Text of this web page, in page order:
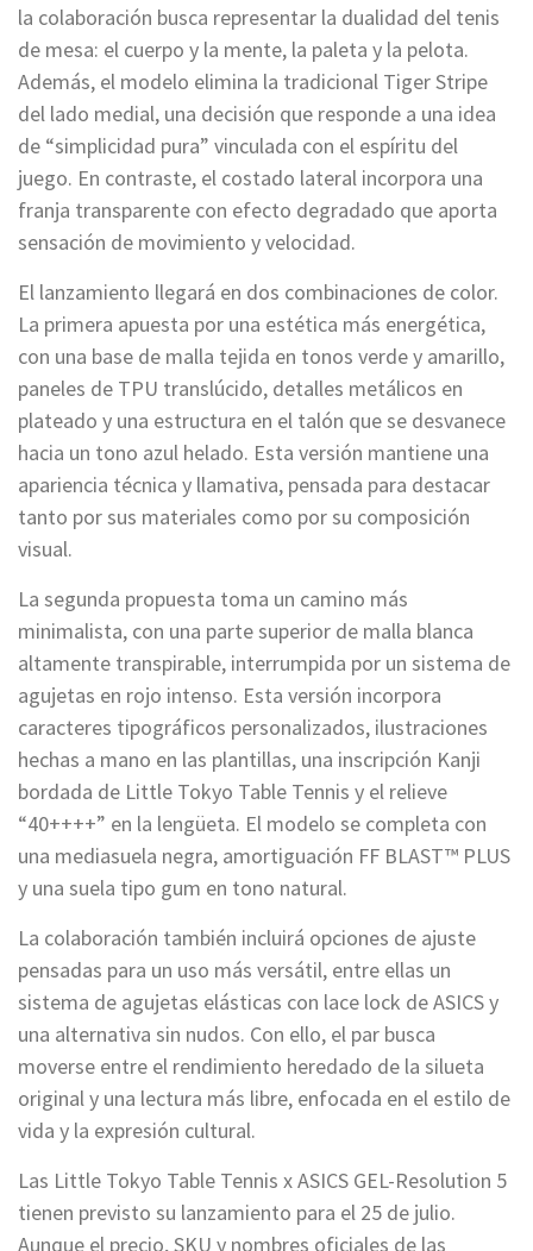
la colaboración busca representar la dualidad del tenis
de mesa: el cuerpo y la mente, la paleta y la pelota.
Además, el modelo elimina la tradicional Tiger Stripe
del lado medial, una decisión que responde a una idea
de “simplicidad pura” vinculada con el espíritu del
juego. En contraste, el costado lateral incorpora una
franja transparente con efecto degradado que aporta
sensación de movimiento y velocidad.
El lanzamiento llegará en dos combinaciones de color.
La primera apuesta por una estética más energética,
con una base de malla tejida en tonos verde y amarillo,
paneles de TPU translúcido, detalles metálicos en
plateado y una estructura en el talón que se desvanece
hacia un tono azul helado. Esta versión mantiene una
apariencia técnica y llamativa, pensada para destacar
tanto por sus materiales como por su composición
visual.
La segunda propuesta toma un camino más
minimalista, con una parte superior de malla blanca
altamente transpirable, interrumpida por un sistema de
agujetas en rojo intenso. Esta versión incorpora
caracteres tipográficos personalizados, ilustraciones
hechas a mano en las plantillas, una inscripción Kanji
bordada de Little Tokyo Table Tennis y el relieve
“40++++” en la lengüeta. El modelo se completa con
una mediasuela negra, amortiguación FF BLAST™ PLUS
y una suela tipo gum en tono natural.
La colaboración también incluirá opciones de ajuste
pensadas para un uso más versátil, entre ellas un
sistema de agujetas elásticas con lace lock de ASICS y
una alternativa sin nudos. Con ello, el par busca
moverse entre el rendimiento heredado de la silueta
original y una lectura más libre, enfocada en el estilo de
vida y la expresión cultural.
Las Little Tokyo Table Tennis x ASICS GEL-Resolution 5
tienen previsto su lanzamiento para el 25 de julio.
Aunque el precio, SKU y nombres oficiales de las